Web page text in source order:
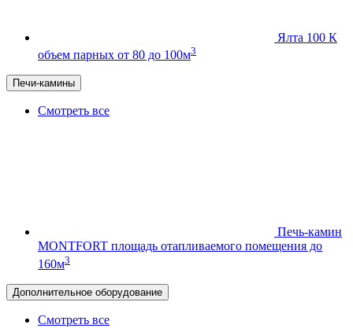
Ялта 100 К
объем парных от 80 до 100м3
Печи-камины
Смотреть все
Печь-камин
MONTFORT площадь отапливаемого помещения до
160м3
Дополнительное оборудование
Смотреть все